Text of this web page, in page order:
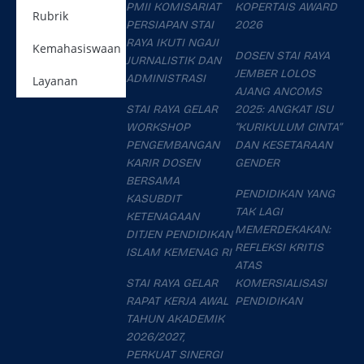
Rubrik
Kemahasiswaan
Layanan
PMII KOMISARIAT
PERSIAPAN STAI
RAYA IKUTI NGAJI
JURNALISTIK DAN
ADMINISTRASI
STAI RAYA GELAR
WORKSHOP
PENGEMBANGAN
KARIR DOSEN
BERSAMA
KASUBDIT
KETENAGAAN
DITJEN PENDIDIKAN
ISLAM KEMENAG RI
STAI RAYA GELAR
RAPAT KERJA AWAL
TAHUN AKADEMIK
2026/2027,
PERKUAT SINERGI
KOPERTAIS AWARD
2026
DOSEN STAI RAYA
JEMBER LOLOS
AJANG ANCOMS
2025: ANGKAT ISU
“KURIKULUM CINTA”
DAN KESETARAAN
GENDER
PENDIDIKAN YANG
TAK LAGI
MEMERDEKAKAN:
REFLEKSI KRITIS
ATAS
KOMERSIALISASI
PENDIDIKAN